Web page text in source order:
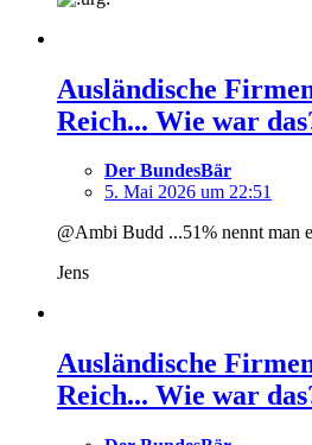
Ausländische
Reich... Wie war
Der BundesBär
5. Mai 2026 um 22:51
@Ambi Budd ...51% nennt man
Jens
Ausländische
Reich... Wie war